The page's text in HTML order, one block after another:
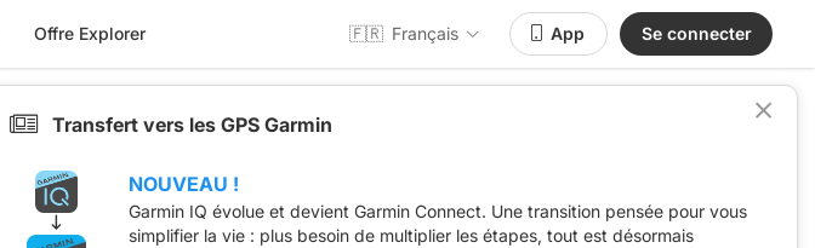
Offre Explorer 🇫🇷 Français App Se connecter
Transfert vers les GPS Garmin
NOUVEAU !
Garmin IQ évolue et devient Garmin Connect. Une transition pensée pour vous
simplifier la vie : plus besoin de multiplier les étapes, tout est désormais